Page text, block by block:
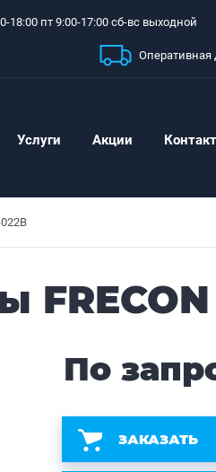
18:00 пт 9:00-17:00 сб-вс выходной
Оперативная
Услуги Акции
По
ЗАКАЗАТЬ